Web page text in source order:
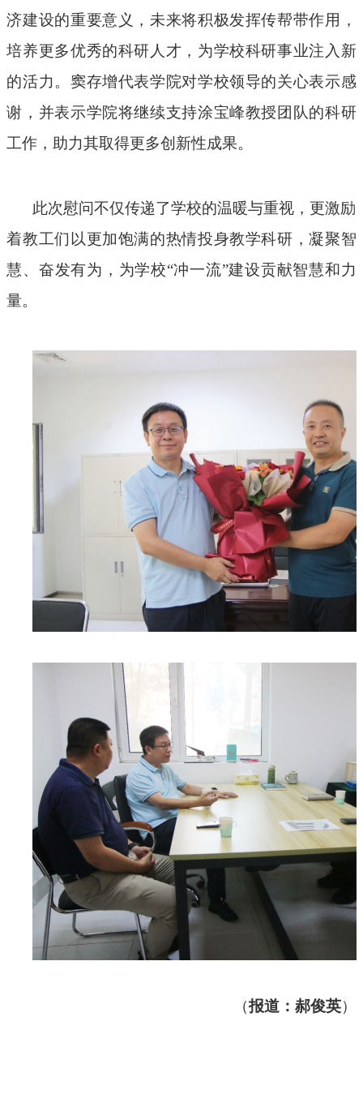
济建设的重要意义，未来将积极发挥传帮带作用，
培养更多优秀的科研人才，为学校科研事业注入新
的活力。窦存增代表学院对学校领导的关心表示感
谢，并表示学院将继续支持涂宝峰教授团队的科研
工作，助力其取得更多创新性成果。
此次慰问不仅传递了学校的温暖与重视，更激励
着教工们以更加饱满的热情投身教学科研，凝聚智
慧、奋发有为，为学校“冲一流”建设贡献智慧和力
量。
（报道：郝俊英）